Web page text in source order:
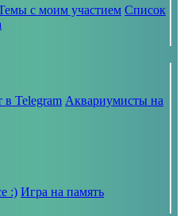
с моим участием Список
в Telegram Аквариумисты на
:) Игра на память